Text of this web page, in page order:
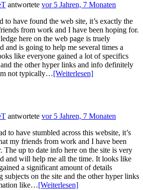
antwortete vor 5 Jahren, 7 Monaten
to have found the web site, it’s exactly the
from work and I have been hoping for.
here on the web page is truely
and is going to help me several times a
like everyone gained a lot of specifics
the other hyper links and info definitely
not typically…[Weiterlesen]
antwortete vor 5 Jahren, 7 Monaten
to have stumbled across this website, it’s
my friends from work and I have been
The up to date info here on the site is very
and will help me all the time. It looks like
a significant amount of details
subjects on the site and the other hyper links
like…[Weiterlesen]